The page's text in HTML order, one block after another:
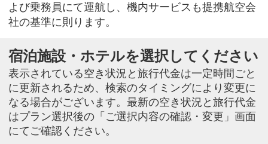
よび乗務員にて運航し、機内サービスも提携航空会
社の基準に則ります。
宿泊施設・ホテルを選択してください
表示されている空き状況と旅行代金は一定時間ごと
に更新されるため、検索のタイミングにより変更に
なる場合がございます。最新の空き状況と旅行代金
はプラン選択後の「ご選択内容の確認・変更」画面
にてご確認ください。